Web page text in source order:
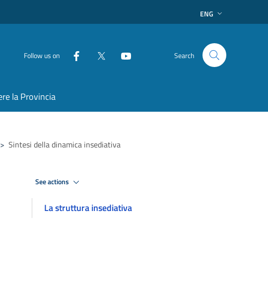
ENG
Follow us on Search
la Provincia
> Sintesi della dinamica insediativa
See actions
La struttura insediativa